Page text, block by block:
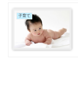
子育て